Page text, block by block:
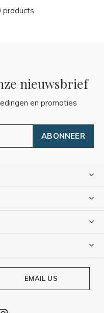
products
nieuwsbrief
en promoties
ABONNEER
EMAIL US